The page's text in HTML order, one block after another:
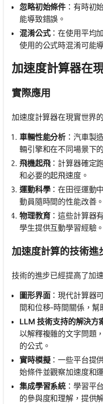
忽略初始條件 ：有時初
能導致錯誤。
混淆公式：在使用平均
使用的公式時混淆可能
加速度計算器在
實際應用
加速度計算器在現實世界
車輛性能分析 ：汽車製
輛引擎和在不同場景下
飛機起飛：計算器確定
和必要的起飛速度。
運動科學：在田徑運動
動員隨時間的性能改善。
物理教育：這些計算器
學生提供互動學習經驗。
加速度計算的技術進
技術的進步已經提高了加
圖形界面：現代計算器
間和位移-時間關係，幫
LLM 技術支持的解決方
以解釋複雜的文字問題
的公式。
實時模擬：一些平台提
始條件並觀察加速度和
集成學習系統 ：學習平
的參與度和理解，提供